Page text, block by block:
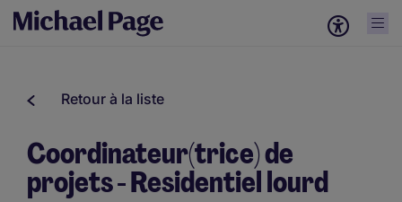
Retour à la liste
Coordinateur(trice) de
projets - Residentiel lourd